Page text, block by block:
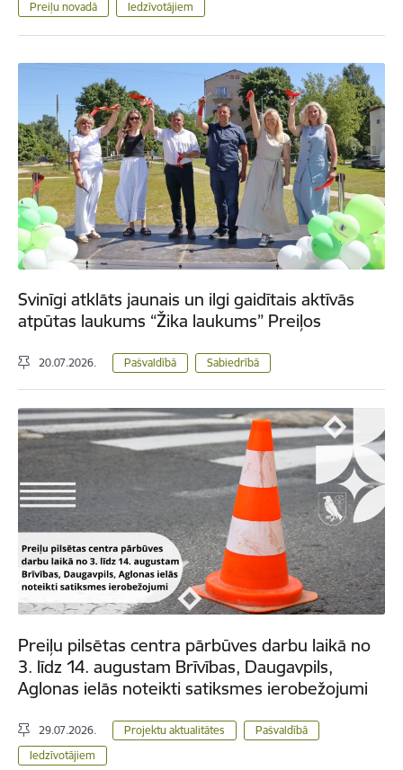
Preiļu novadā Iedzīvotājiem
Svinīgi atklāts jaunais un ilgi gaidītais aktīvās
atpūtas laukums “Žika laukums” Preiļos
20.07.2026. Pašvaldībā Sabiedrībā
Preiļu pilsētas centra pārbūves darbu laikā no
3. līdz 14. augustam Brīvības, Daugavpils,
Aglonas ielās noteikti satiksmes ierobežojumi
29.07.2026. Projektu aktualitātes
Pašvaldībā
Iedzīvotājiem